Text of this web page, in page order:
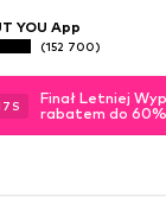
YOU App
(152 700)
S
Finał Letniej
rabatem do 60%